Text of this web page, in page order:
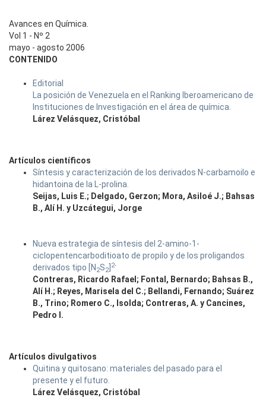
Avances en Química.
Vol 1 - Nº 2
mayo - agosto 2006
CONTENIDO
Editorial
La posición de Venezuela en el Ranking Iberoamericano de
Instituciones de Investigación en el área de química.
Lárez Velásquez, Cristóbal
Artículos científicos
Síntesis y caracterización de los derivados N-carbamoilo e
hidantoina de la L-prolina.
Seijas, Luis E.; Delgado, Gerzon; Mora, Asiloé J.; Bahsas
B., Alí H. y Uzcátegui, Jorge
Nueva estrategia de síntesis del 2-amino-1-
ciclopentencarboditioato de propilo y de los proligandos
derivados tipo [N 2S2
2-
Contreras, Ricardo Rafael; Fontal, Bernardo; Bahsas B.,
Alí H.; Reyes, Marisela del C.; Bellandi, Fernando; Suárez
B., Trino; Romero C., Isolda; Contreras, A. y Cancines,
Pedro I.
Artículos divulgativos
Quitina y quitosano: materiales del pasado para el
presente y el futuro.
Lárez Velásquez, Cristóbal